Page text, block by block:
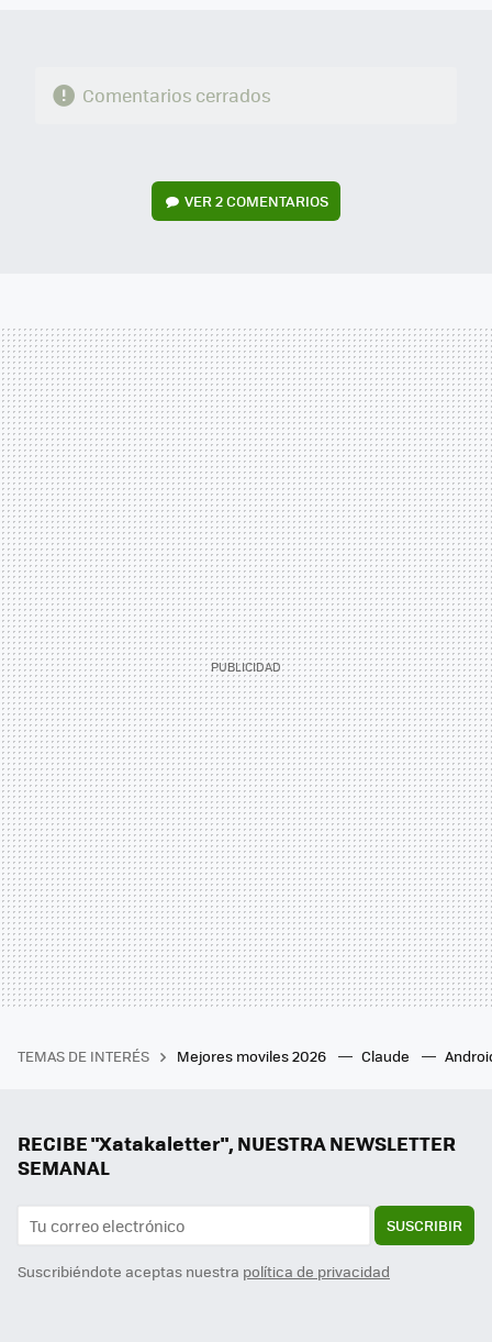
Comentarios cerrados
VER2 COMENTARIOS
TEMAS DE INTERÉS Mejores moviles 2026 Claude
RECIBE "Xatakaletter", NUESTRA NEWSLETTER
SEMANAL
SUSCRIBIR
Suscribiéndote aceptas nuestra política de privacidad